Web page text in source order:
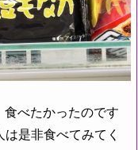
べたかったのです
是非食べてみてく